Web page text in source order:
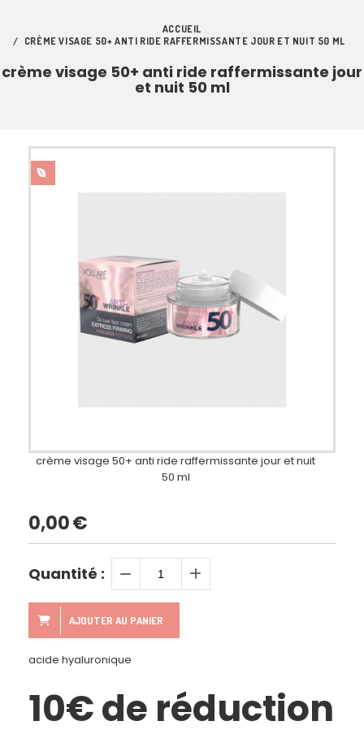
ACCUEIL
CRÈME VISAGE 50+ ANTI RIDE RAFFERMISSANTE JOUR ET NUIT 50 ML
crème visage 50+ anti ride raffermissante jour
et nuit 50 ml
crème visage 50+ anti ride raffermissante jour et nuit
50 ml
0,00€
Quantité :
AJOUTER AU PANIER
acide hyaluronique
10€ de réduction